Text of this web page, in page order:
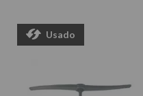
Usado